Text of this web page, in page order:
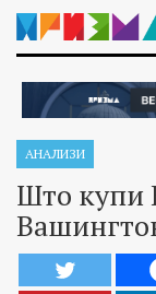
АНАЛИЗИ
Што